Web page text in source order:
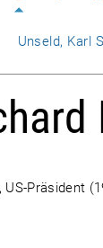
Unseld, Karl
Präsident